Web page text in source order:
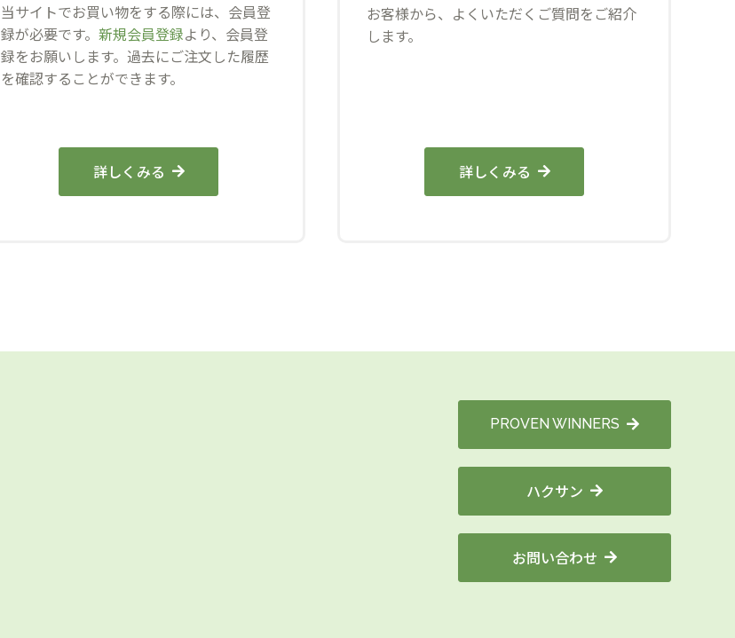
当サイトでお買い物をする際には、会員登
録が必要です。 新規会員登録より、会員登
録をお願いします。過去にご注文した履歴
を確認することができます。
詳しくみる
お客様から、よくいただくご質問をご紹介
します。
詳しくみる
PROVEN WINNERS
ハクサン
お問い合わせ